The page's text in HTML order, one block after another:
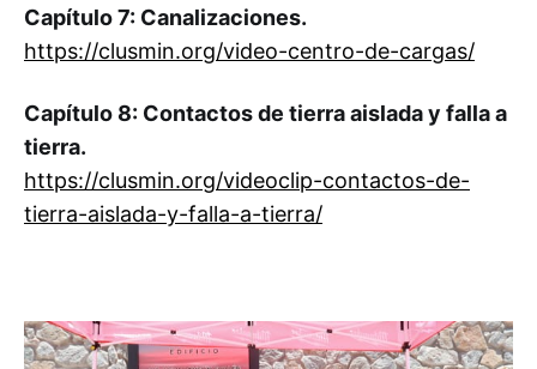
Capítulo 7: Canalizaciones.
https://clusmin.org/video-centro-de-cargas/
Capítulo 8: Contactos de tierra aislada y falla a
tierra.
https://clusmin.org/videoclip-contactos-de-
tierra-aislada-y-falla-a-tierra/